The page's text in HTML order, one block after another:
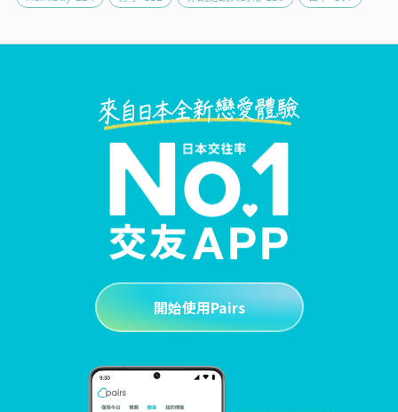
開始使用Pairs